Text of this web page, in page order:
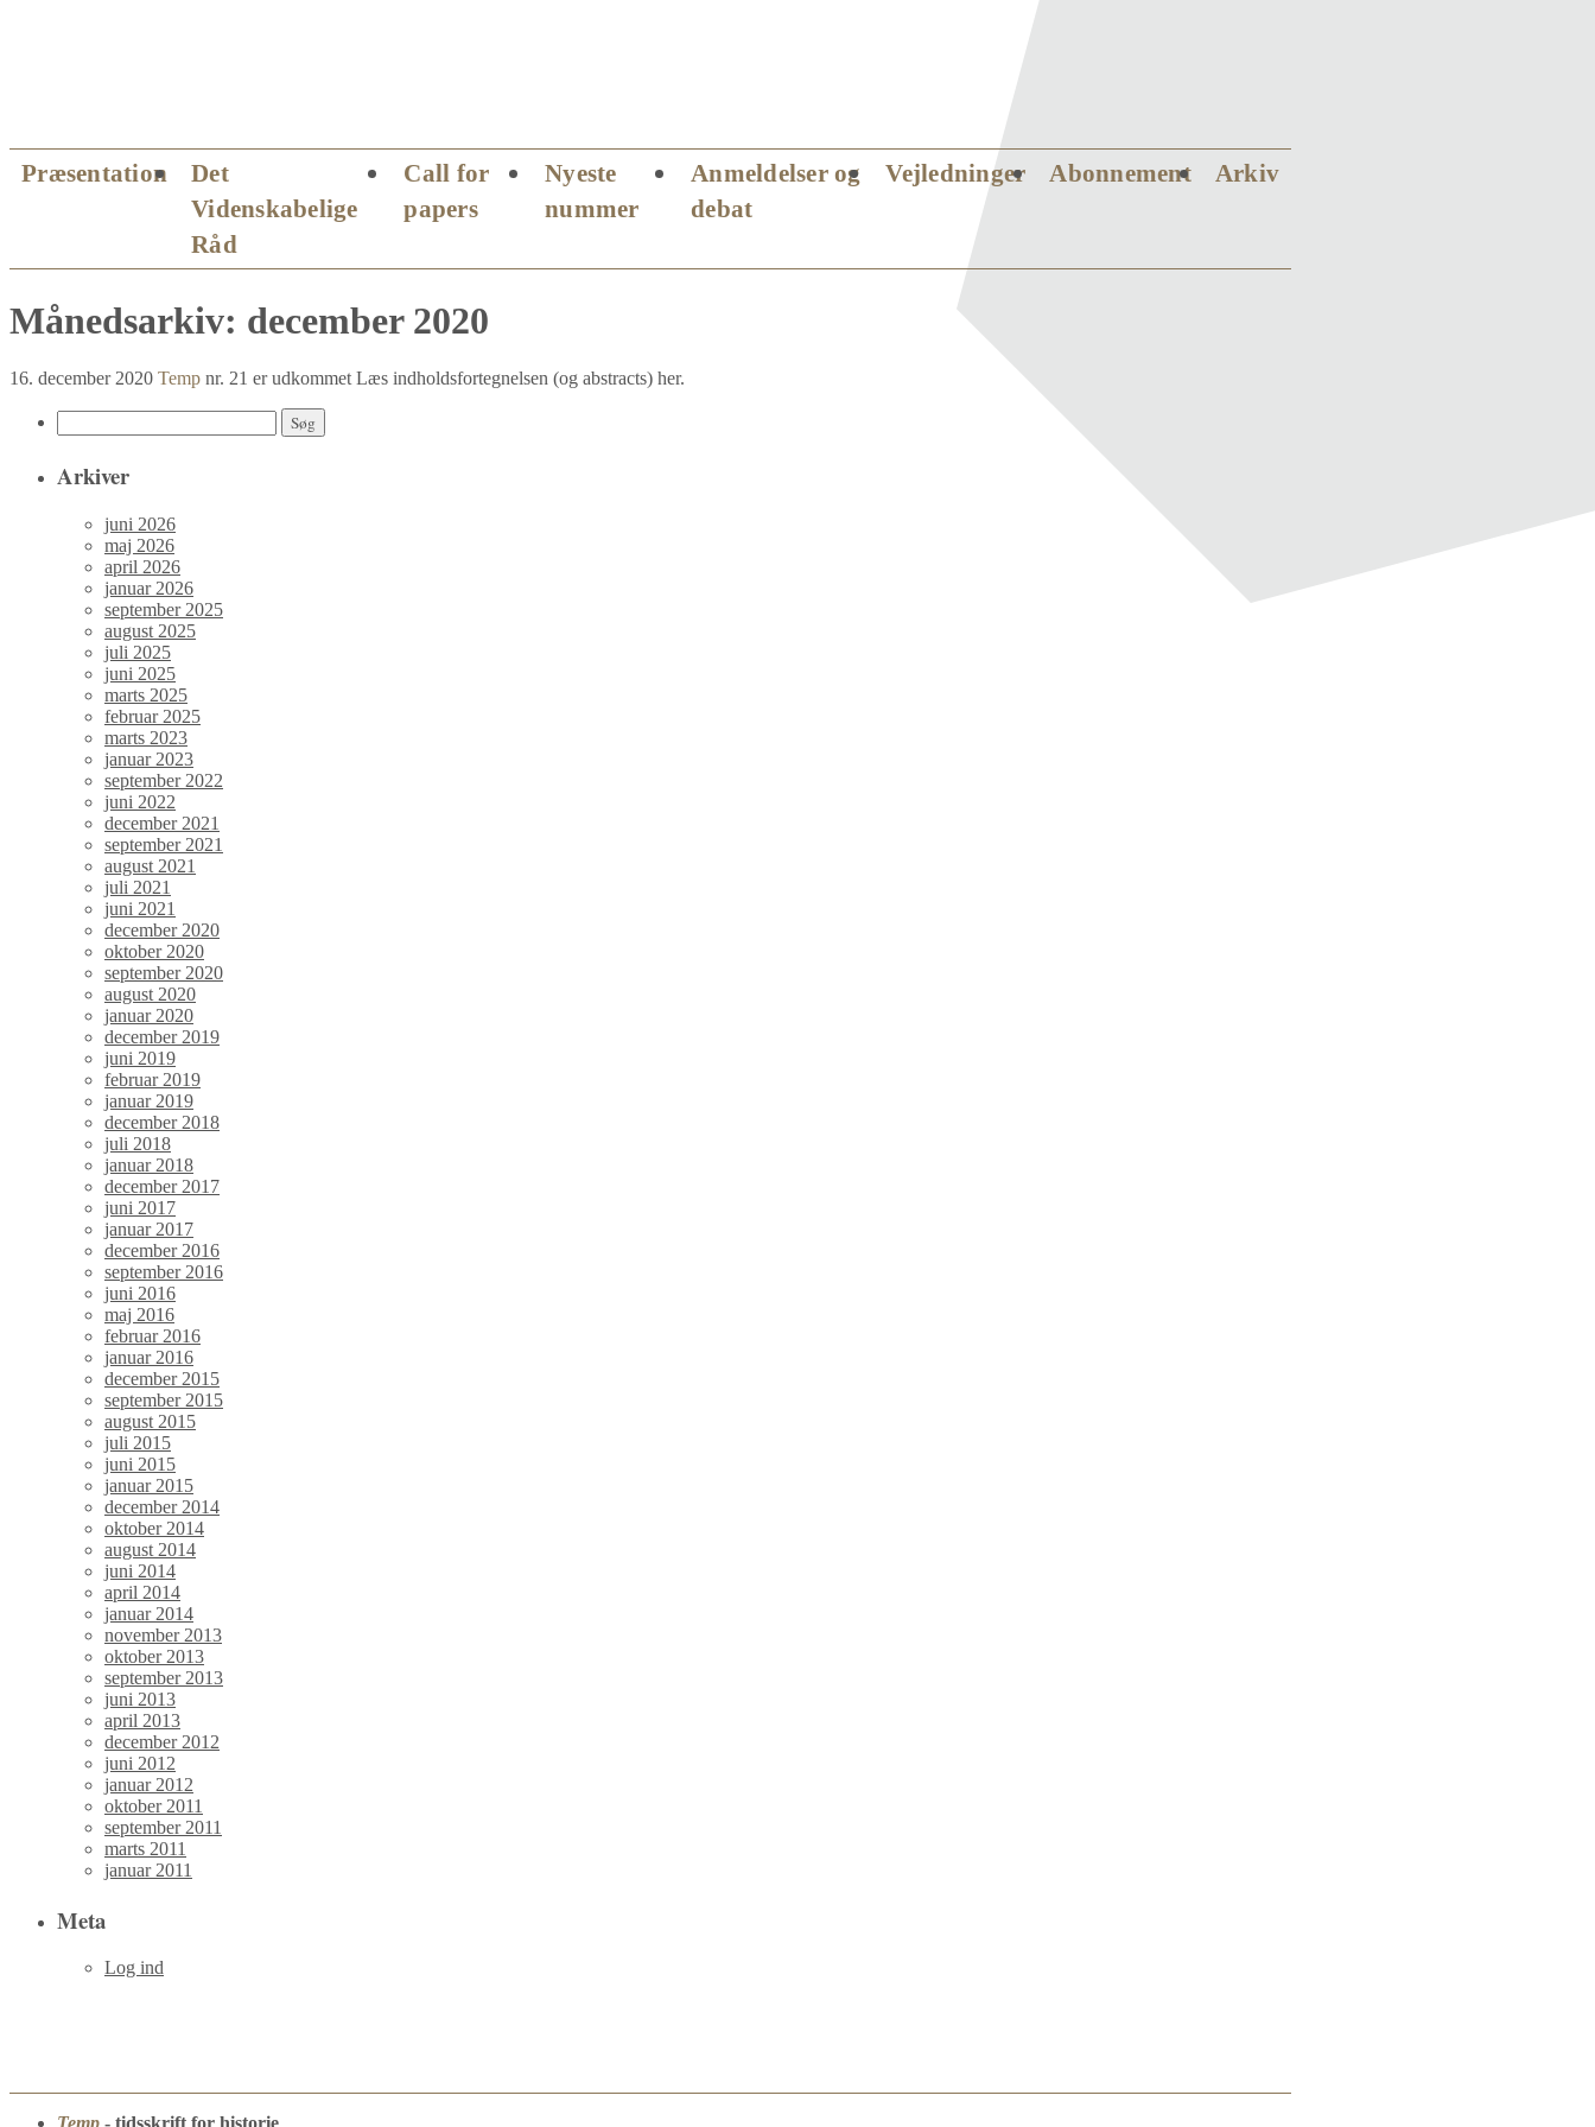
til
Præsentation
Det
Videnskabelige
Råd
Call for
papers
Nyeste
nummer
Anmeldelser og
debat
Vejledninger Abonnement Arkiv
Månedsarkiv: december 2020
16. december 2020 Temp nr. 21 er udkommet Læs indholdsfortegnelsen (og abstracts) her.
Søg
efter:
Arkiver
juni 2026
maj 2026
april 2026
januar 2026
september 2025
august 2025
juli 2025
juni 2025
marts 2025
februar 2025
marts 2023
januar 2023
september 2022
juni 2022
december 2021
september 2021
august 2021
juli 2021
juni 2021
december 2020
oktober 2020
september 2020
august 2020
januar 2020
december 2019
juni 2019
februar 2019
januar 2019
december 2018
juli 2018
januar 2018
december 2017
juni 2017
januar 2017
december 2016
september 2016
juni 2016
maj 2016
februar 2016
januar 2016
december 2015
september 2015
august 2015
juli 2015
juni 2015
januar 2015
december 2014
oktober 2014
august 2014
juni 2014
april 2014
januar 2014
november 2013
oktober 2013
september 2013
juni 2013
april 2013
december 2012
juni 2012
januar 2012
oktober 2011
september 2011
marts 2011
januar 2011
Meta
Log ind